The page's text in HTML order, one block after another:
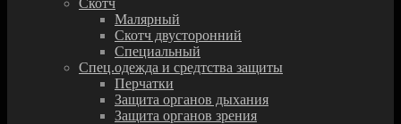
Скотч
Малярный
Скотч двусторонний
Специальный
Спец.одежда и средтства защиты
Перчатки
Защита органов дыхания
Защита органов зрения